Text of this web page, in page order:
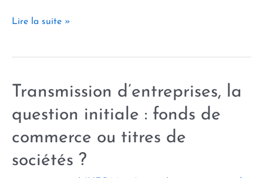
Négociation
indemnité
Pôle
le
dilemme
Lire la suite »
Transmission d’entreprises, la
question initiale : fonds de
commerce ou titres de
sociétés ?